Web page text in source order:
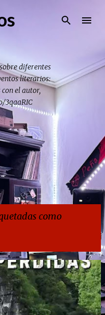
diferentes
literarios:
el autor,
3qaaRIC
como